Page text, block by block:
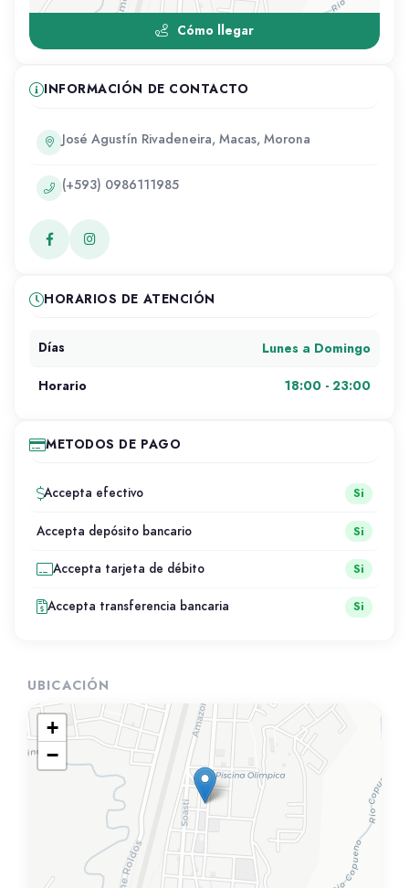
Cómo llegar
INFORMACIÓN DE CONTACTO
José Agustín Rivadeneira, Macas, Morona
(+593) 0986111985
HORARIOS DE ATENCIÓN
Días Lunes a Domingo
Horario 18:00 - 23:00
METODOS DE PAGO
Accepta efectivo Si
Accepta depósito bancario Si
Accepta tarjeta de débito Si
Accepta transferencia bancaria Si
UBICACIÓN
+
−